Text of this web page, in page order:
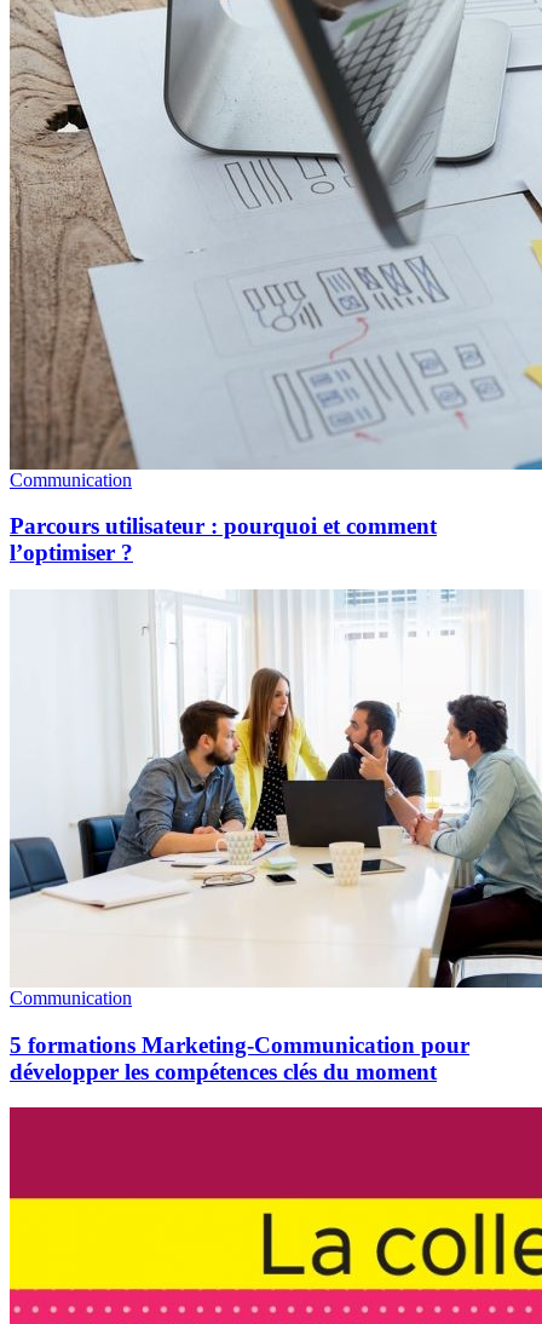
Communication
Parcours utilisateur : pourquoi et comment
l’optimiser ?
Communication
5 formations Marketing-Communication pour
développer les compétences clés du moment